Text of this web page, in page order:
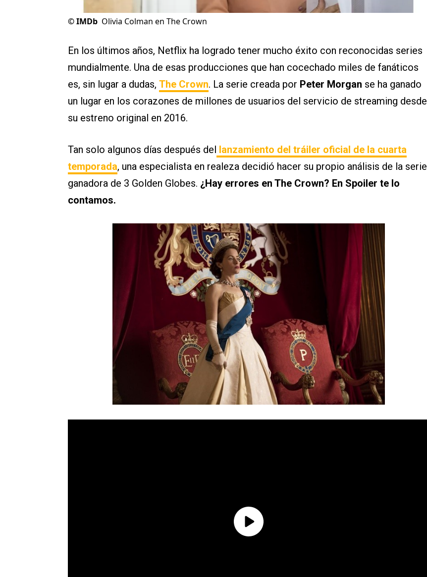
©IMDb Olivia Colman en The Crown
En los últimos años, Netflix ha logrado tener mucho éxito con reconocidas series
mundialmente. Una de esas producciones que han cocechado miles de fanáticos
es, sin lugar a dudas, The Crown. La serie creada por Peter Morgan se ha ganado
un lugar en los corazones de millones de usuarios del servicio de streaming desde
su estreno original en 2016.
Tan solo algunos días después del lanzamiento del tráiler oficial de la cuarta
temporada, una especialista en realeza decidió hacer su propio análisis de la serie
ganadora de 3 Golden Globes. ¿Hay errores en The Crown? En Spoiler te lo
contamos.